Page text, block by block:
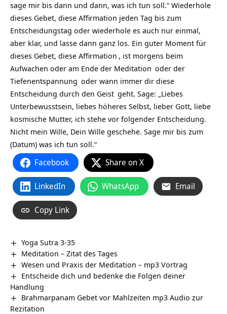
sage mir bis dann und dann, was ich tun soll.“ Wiederhole
dieses Gebet, diese Affirmation jeden Tag bis zum
Entscheidungstag oder wiederhole es auch nur einmal,
aber klar, und lasse dann ganz los. Ein guter Moment für
dieses Gebet, diese Affirmation , ist morgens beim
Aufwachen oder am Ende der Meditation oder der
Tiefenentspannung oder wann immer dir diese
Entscheidung durch den Geist geht. Sage: „Liebes
Unterbewusstsein, liebes höheres Selbst, lieber Gott, liebe
kosmische Mutter, ich stehe vor folgender Entscheidung.
Nicht mein Wille, Dein Wille geschehe. Sage mir bis zum
(Datum) was ich tun soll.“
Facebook Share on X
LinkedIn WhatsApp Email
Copy Link
Yoga Sutra 3-35
Meditation – Zitat des Tages
Wesen und Praxis der Meditation – mp3 Vortrag
Entscheide dich und bedenke die Folgen deiner
Handlung
Brahmarpanam Gebet vor Mahlzeiten mp3 Audio zur
Rezitation